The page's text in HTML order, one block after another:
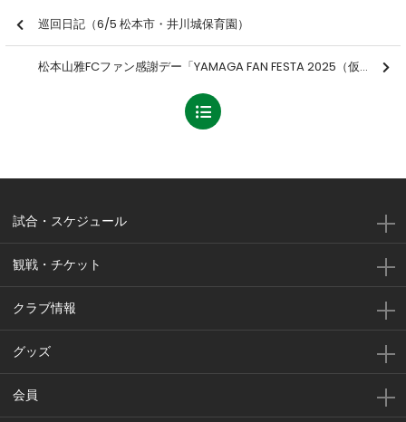
巡回日記（6/5 松本市・井川城保育園）
松本山雅FCファン感謝デー「YAMAGA FAN FESTA 2025（仮）」開催日決定のお知らせ
試合・スケジュール
観戦・チケット
クラブ情報
グッズ
会員